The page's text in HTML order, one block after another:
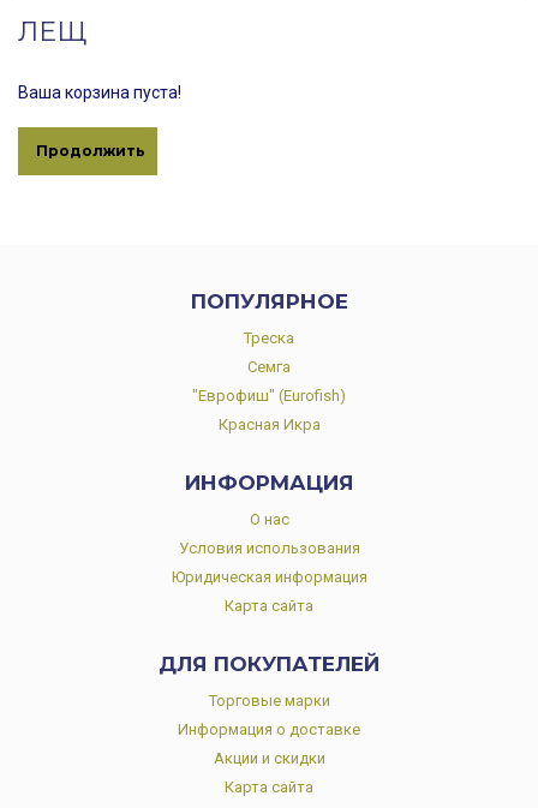
ЛЕЩ
Ваша корзина пуста!
Продолжить
ПОПУЛЯРНОЕ
Треска
Семга
"Еврофиш" (Eurofish)
Красная Икра
ИНФОРМАЦИЯ
О нас
Условия использования
Юридическая информация
Карта сайта
ДЛЯ ПОКУПАТЕЛЕЙ
Торговые марки
Информация о доставке
Акции и скидки
Карта сайта